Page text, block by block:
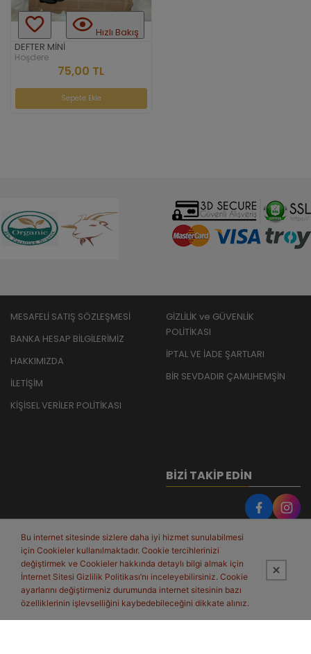
Hızlı Bakış
DEFTER MİNİ
Hoşdere
75,00 TL
Sepete Ekle
MESAFELİ SATIŞ SÖZLEŞMESİ
BANKA HESAP BİLGİLERİMİZ
HAKKIMIZDA
İLETİŞİM
KİŞİSEL VERİLER POLİTİKASI
GİZLİLİK ve GÜVENLİK
POLİTİKASI
İPTAL VE İADE ŞARTLARI
BİR SEVDADIR ÇAMLIHEMŞİN
BIZI TAKIP EDIN
Bu internet sitesinde sizlere daha iyi hizmet sunulabilmesi
için Cookieler kullanılmaktadır. Cookie tercihlerinizi
değiştirmek ve Cookieler hakkında detaylı bilgi almak için
İnternet Sitesi Gizlilik Politikası’nı inceleyebilirsiniz. Cookie
ayarlarını değiştirmeniz durumunda internet sitesinin bazı
özelliklerinin işlevselliğini kaybedebileceğini dikkate alınız.